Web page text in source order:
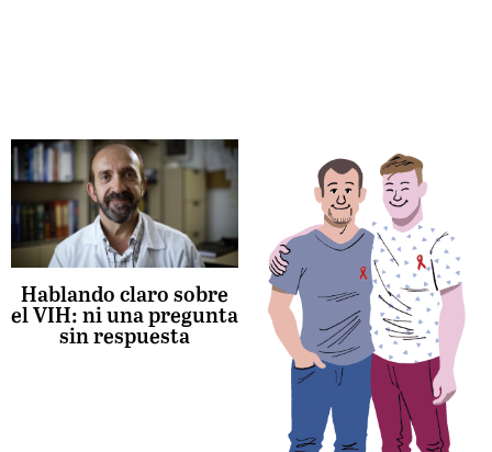
Hablando claro sobre
el VIH: ni una pregunta
sin respuesta